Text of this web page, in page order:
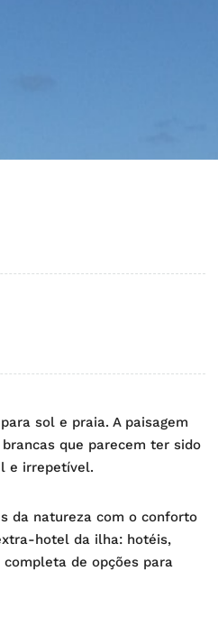
sol e praia. A paisagem
que parecem ter sido
e irrepetível.
da natureza com o conforto
hotel da ilha: hotéis,
de opções para